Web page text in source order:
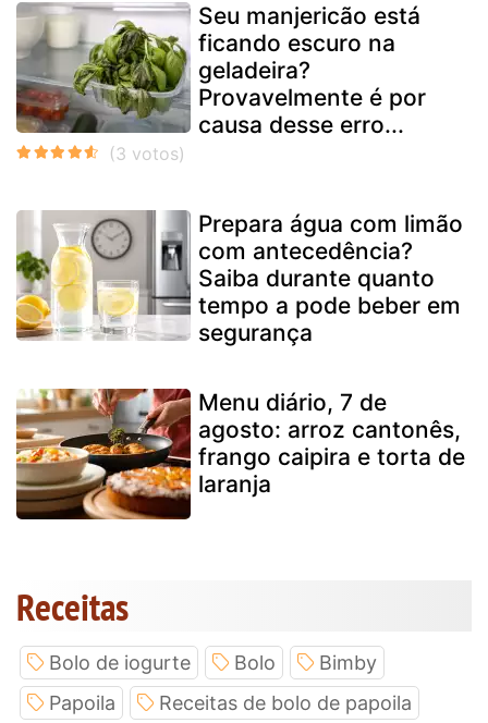
Seu manjericão está
ficando escuro na
geladeira?
Provavelmente é por
causa desse erro...
Prepara água com limão
com antecedência?
Saiba durante quanto
tempo a pode beber em
segurança
Menu diário, 7 de
agosto: arroz cantonês,
frango caipira e torta de
laranja
Receitas
Bolo de iogurte Bolo
Bimby
Papoila
Receitas de bolo de papoila